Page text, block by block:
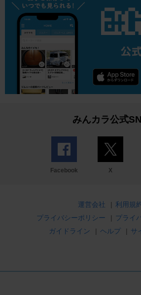
みんカラ公式
Facebook X
運営会社 | 利用規
プライバシーポリシー
| プライ
ガイドライン
| ヘルプ | サ